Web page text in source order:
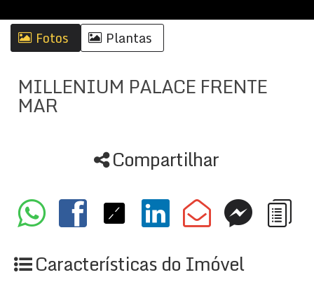
Fotos Plantas
MILLENIUM PALACE FRENTE
MAR
Compartilhar
Características do Imóvel